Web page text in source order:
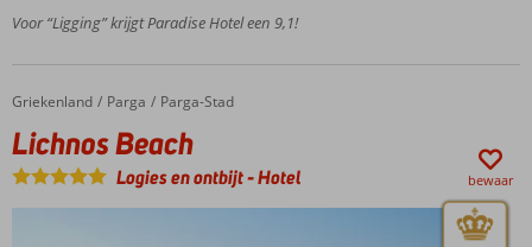
met
Voor “Ligging” krijgt Paradise Hotel een 9,1!
Home
Griekenland Parga Parga-Stad
Lichnos Beach
Lichnos Beach
Logies en ontbijt-Hotel bewaar